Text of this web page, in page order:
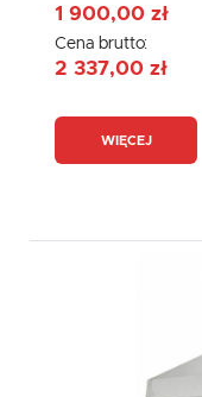
1 900,00 zł
Cena brutto:
2 337,00 zł
WIĘCEJ